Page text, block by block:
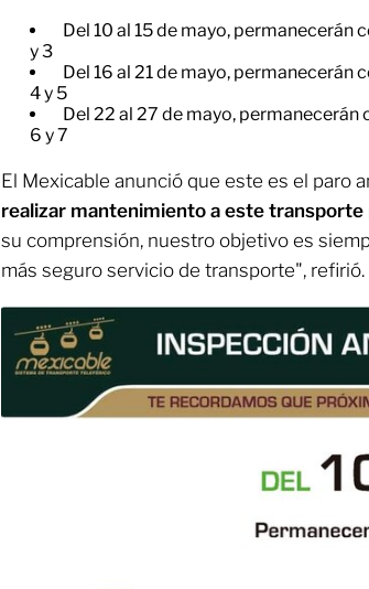
Del 10 al 15 de mayo, permanecerán
y 3
​Del 16 al 21 de mayo, permanecerán
4 y 5
​Del 22 al 27 de mayo, permanecerán
6 y 7
El Mexicable anunció que este es el paro
realizar mantenimiento a este transporte
su comprensión, nuestro objetivo es
más seguro servicio de transporte", refirió.